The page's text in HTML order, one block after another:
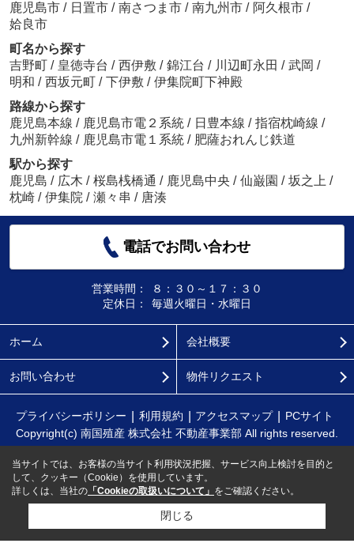
鹿児島市 / 日置市 / 南さつま市 / 南九州市 / 阿久根市 /
姶良市
町名から探す
吉野町 / 皇徳寺台 / 西伊敷 / 錦江台 / 川辺町永田 / 武岡 /
明和 / 西坂元町 / 下伊敷 / 伊集院町下神殿
路線から探す
鹿児島本線 / 鹿児島市電２系統 / 日豊本線 / 指宿枕崎線 /
九州新幹線 / 鹿児島市電１系統 / 肥薩おれんじ鉄道
駅から探す
鹿児島 / 広木 / 桜島桟橋通 / 鹿児島中央 / 仙巌園 / 坂之上 /
枕崎 / 伊集院 / 瀬々串 / 唐湊
電話でお問い合わせ
営業時間：
８：３０～１７：３０
定休日：
毎週火曜日・水曜日
ホーム 会社概要
お問い合わせ 物件リクエスト
プライバシーポリシー 利用規約 アクセスマップ
PCサイト
Copyright(c) 南国殖産 株式会社 不動産事業部 All rights reserved.
当サイトでは、お客様の当サイト利用状況把握、サービス向上検討を目的と
して、クッキー（Cookie）を使用しています。
詳しくは、当社の 「Cookieの取扱いについて」 をご確認ください。
閉じる